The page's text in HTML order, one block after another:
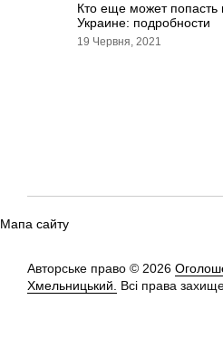
Кто еще может попасть
Украине: подробности
19 Червня, 2021
Мапа сайту
Авторське право © 2026
Хмельницький.
Всі права